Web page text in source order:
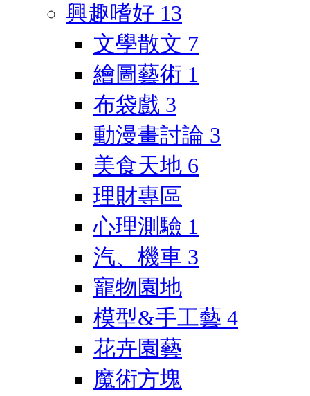
興趣嗜好 13
文學散文 7
繪圖藝術 1
布袋戲 3
動漫畫討論 3
美食天地 6
理財專區
心理測驗 1
汽、機車 3
寵物園地
模型&手工藝 4
花卉園藝
魔術方塊